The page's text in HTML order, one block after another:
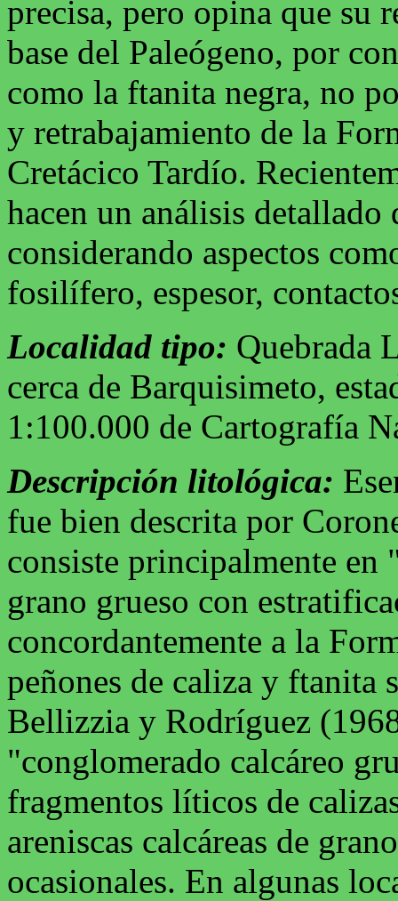
precisa, pero opina que su
base del Paleógeno, por
como la ftanita negra, no
y retrabajamiento de la
Cretácico Tardío.
hacen un análisis
considerando aspectos
fosilífero, espesor,
Localidad tipo: Quebrada
cerca de Barquisimeto,
1:100.000 de Cartografía
Descripción litológica:
fue bien descrita por
consiste principalmente en
grano grueso con
concordantemente a la
peñones de caliza y ftanita
Bellizzia y Rodríguez
"conglomerado calcáreo
fragmentos líticos de
areniscas calcáreas de
ocasionales. En algunas